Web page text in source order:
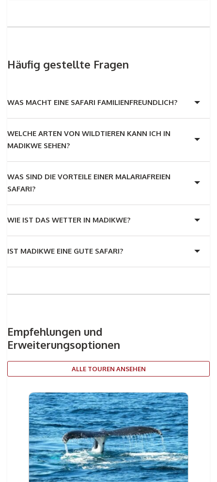
Häufig gestellte Fragen
WAS MACHT EINE SAFARI FAMILIENFREUNDLICH?
WELCHE ARTEN VON WILDTIEREN KANN ICH IN
MADIKWE SEHEN?
WAS SIND DIE VORTEILE EINER MALARIAFREIEN
SAFARI?
WIE IST DAS WETTER IN MADIKWE?
IST MADIKWE EINE GUTE SAFARI?
Empfehlungen und
Erweiterungsoptionen
ALLE TOUREN ANSEHEN